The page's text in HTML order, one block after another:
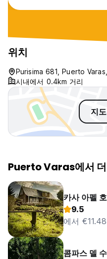
위치
Purisima 681, Puerto
시내에서 0.4km 거리
지
Puerto Varas에서 더
카사 아펠
9.5
에서 €11.48
콤파스 델